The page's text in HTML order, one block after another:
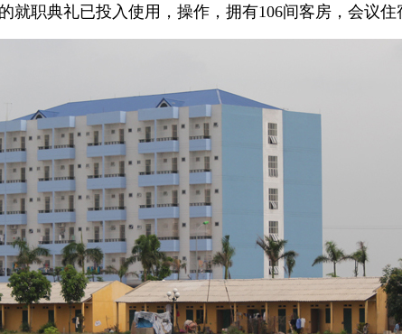
典礼已投入使用，操作，拥有106间客房，会议住